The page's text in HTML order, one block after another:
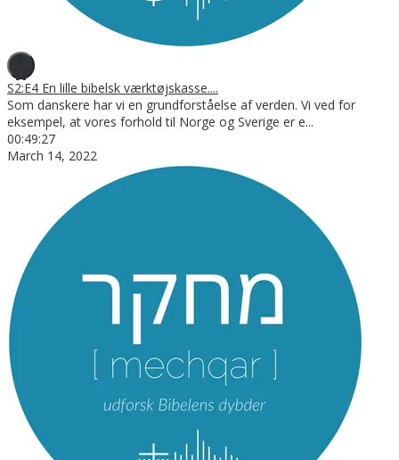
S2:E4 En lille bibelsk værktøjskasse....
Som danskere har vi en grundforståelse af verden. Vi ved for
eksempel, at vores forhold til Norge og Sverige er e...
00:49:27
March 14, 2022